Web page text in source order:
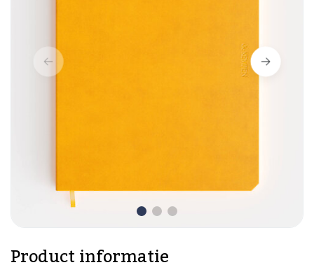
Product informatie